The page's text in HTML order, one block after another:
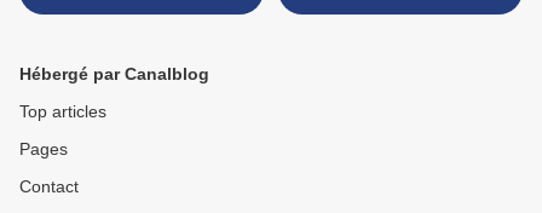
Hébergé par Canalblog
Top articles
Pages
Contact